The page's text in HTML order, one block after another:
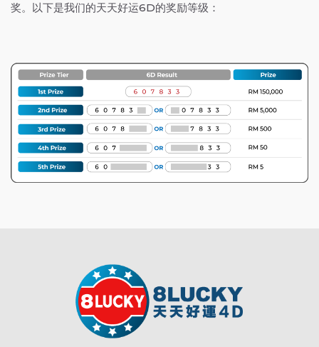
奖。以下是我们的天天好运6D的奖励等级：